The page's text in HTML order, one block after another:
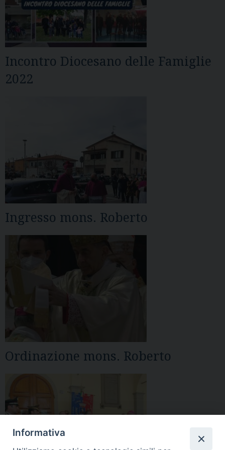
Incontro Diocesano delle Famiglie
2022
Ingresso mons. Roberto
Ordinazione mons. Roberto
Informativa